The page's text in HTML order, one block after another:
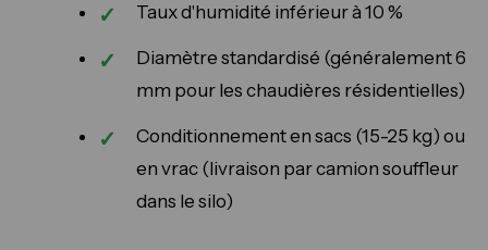
Taux d'humidité inférieur à 10 %
Diamètre standardisé (généralement 6
mm pour les chaudières résidentielles)
Conditionnement en sacs (15-25 kg) ou
en vrac (livraison par camion souffleur
dans le silo)